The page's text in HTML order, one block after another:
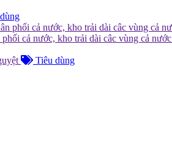
cả nước, kho trải dài câc vùng cả nước
Tiêu dùng